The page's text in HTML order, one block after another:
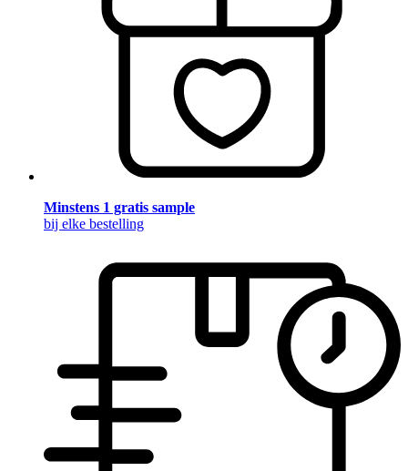
Minstens 1 gratis sample
bij elke bestelling